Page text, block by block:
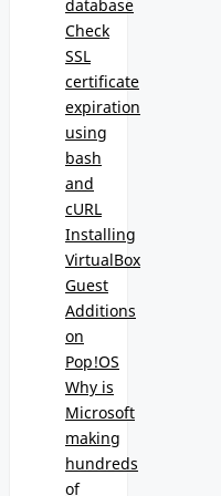
database
Check
SSL
certificate
expiration
using
bash
and
cURL
Installing
VirtualBox
Guest
Additions
on
Pop!OS
Why is
Microsoft
making
hundreds
of